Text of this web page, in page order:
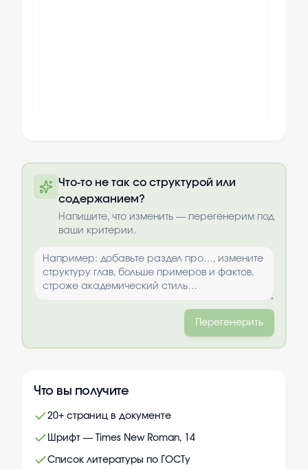
оплаты
Что-то не так со структурой или
содержанием?
Напишите, что изменить — перегенерим под
ваши критерии.
Перегенерить
Что вы получите
20+ страниц в документе
Шрифт — Times New Roman, 14
Список литературы по ГОСТу